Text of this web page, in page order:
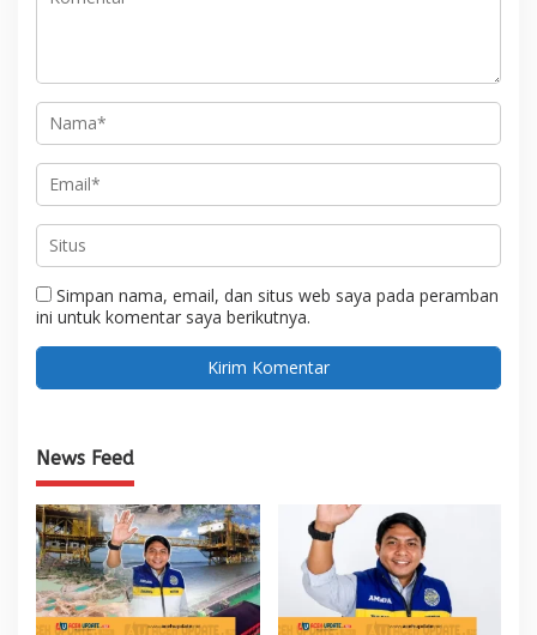
Simpan nama, email, dan situs web saya pada peramban
ini untuk komentar saya berikutnya.
News Feed